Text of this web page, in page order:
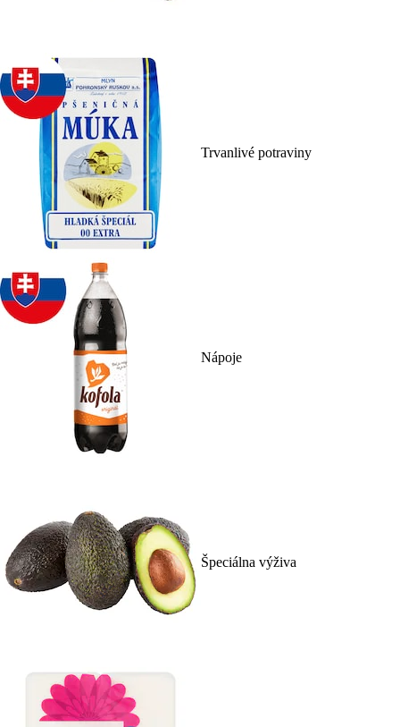
Trvanlivé potraviny
Nápoje
Špeciálna výživa